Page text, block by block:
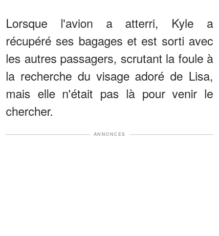
Lorsque l'avion a atterri, Kyle a
récupéré ses bagages et est sorti avec
les autres passagers, scrutant la foule à
la recherche du visage adoré de Lisa,
mais elle n'était pas là pour venir le
chercher.
ANNONCES